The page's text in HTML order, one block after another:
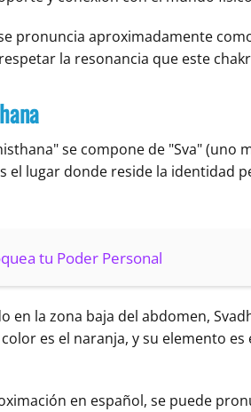
pronuncia aproximadamente
la resonancia que este
se compone de "Sva" (uno
el lugar donde reside la identidad
tu Poder Personal
en la zona baja del abdomen,
es el naranja, y su elemento
en español, se puede